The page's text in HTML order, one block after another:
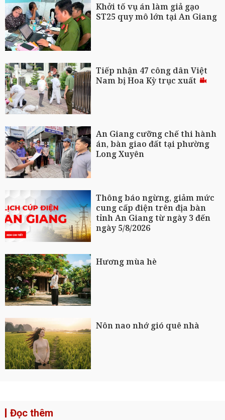
Khởi tố vụ án làm giả gạo
ST25 quy mô lớn tại An Giang
Tiếp nhận 47 công dân Việt
Nam bị Hoa Kỳ trục xuất
An Giang cưỡng chế thi hành
án, bàn giao đất tại phường
Long Xuyên
Thông báo ngừng, giảm mức
cung cấp điện trên địa bàn
tỉnh An Giang từ ngày 3 đến
ngày 5/8/2026
Hương mùa hè
Nôn nao nhớ gió quê nhà
Đọc thêm